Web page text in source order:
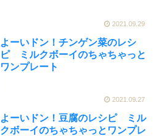
2021.09.29
よーいドン！チンゲン菜のレシ
ピ ミルクボーイのちゃちゃっと
ワンプレート
2021.09.27
よーいドン！豆腐のレシピ ミル
クボーイのちゃちゃっとワンプレ